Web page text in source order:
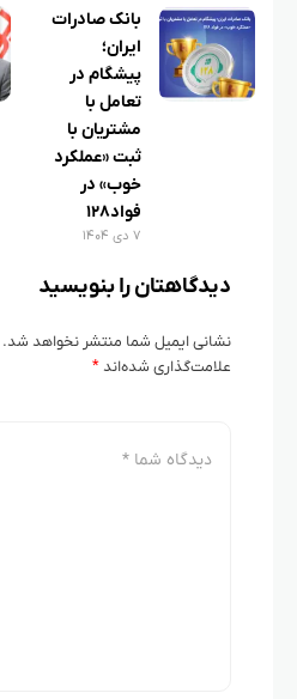
بانک صادرات
ایران؛
پیشگام در
تعامل با
مشتریان با
ثبت «عملکرد
خوب» در
فواد۱۲۸
۷ دی ۱۴۰۴
دیدگاهتان را بنویسید
نشانی ایمیل شما منتشر نخواهد شد.
علامت‌گذاری شده‌اند*